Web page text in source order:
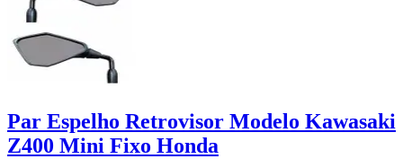
Par Espelho Retrovisor Modelo Kawasaki
Z400 Mini Fixo Honda